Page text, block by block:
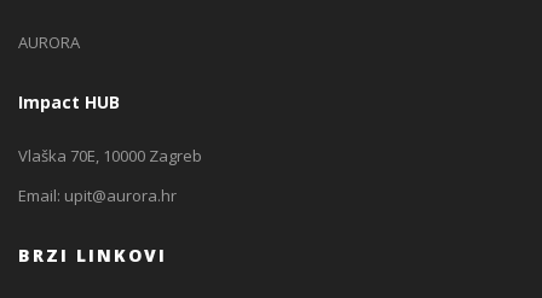
AURORA
Impact HUB
Vlaška 70E, 10000 Zagreb
Email: upit@aurora.hr
BRZI LINKOVI